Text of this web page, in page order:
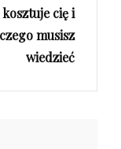
kosztuje cię i
musisz
wiedzieć